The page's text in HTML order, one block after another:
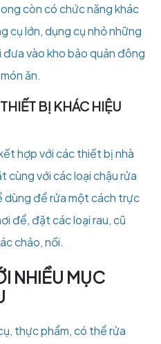
còn có chức năng khác
cụ lớn, dụng cụ nhỏ những
vào kho bảo quản đông
ăn.
BỊ KHÁC HIỆU
hợp với các thiết bị nhà
cùng với các loại chậu rửa
để rửa một cách trực
để, đặt các loại rau, cũ
chảo, nồi.
NHIỀU MỤC
thực phẩm, có thể rửa